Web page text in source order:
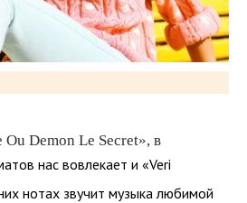
Demon Le Secret», в
нас вовлекает и «Veri
нотах звучит музыка любимой